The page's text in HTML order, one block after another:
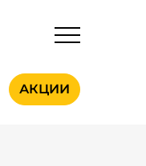
АКЦИИ